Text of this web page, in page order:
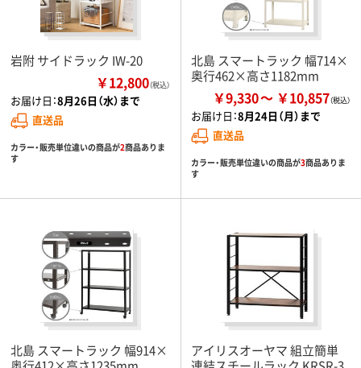
岩附 サイドラック IW-20
￥12,800（税込）
お届け日：8月26日（水）まで
直送品
カラー・販売単位違いの商品が2商品ありま
す
北島 スマートラック 幅714×
奥行462×高さ1182mm
￥9,330 ￥10,857
お届け日：8月24日（月）まで
直送品
カラー・販売単位違いの商品が3商品ありま
す
北島 スマートラック 幅914×
アイリスオーヤマ 組立簡単